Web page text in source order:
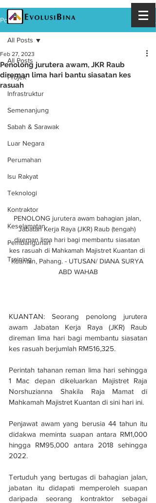
Post
All Posts
Projek
Infrastruktur
Semenanjung
Sabah & Sarawak
Luar Negara
Perumahan
Isu Rakyat
Teknologi
Kontraktor
Keselamatan
Pembangunan
Training
All Posts
Penolong jurutera awam, JKR Raub
direman lima hari bantu siasatan kes
rasuah
Feb 27, 2023
PENOLONG jurutera awam bahagian jalan,
Jabatan Kerja Raya (JKR) Raub (tengah)
direman lima hari bagi membantu siasatan
kes rasuah di Mahkamah Majistret Kuantan di
Kuantan, Pahang. - UTUSAN/ DIANA SURYA
ABD WAHAB
KUANTAN: Seorang penolong jurutera
awam Jabatan Kerja Raya (JKR) Raub
direman lima hari bagi membantu siasatan
kes rasuah berjumlah RM516,325.
Perintah tahanan reman lima hari sehingga
1 Mac depan dikeluarkan Majistret Raja
Norshuzianna Shakila Raja Mamat di
Mahkamah Majistret Kuantan di sini hari ini.
Penjawat awam yang berusia 44 tahun itu
didakwa meminta suapan antara RM1,000
hingga RM95,000 antara 2018 sehingga
2022.
Tertuduh yang bertugas di bahagian jalan,
jabatan itu didapati memperoleh suapan
daripada seorang kontraktor sebagai